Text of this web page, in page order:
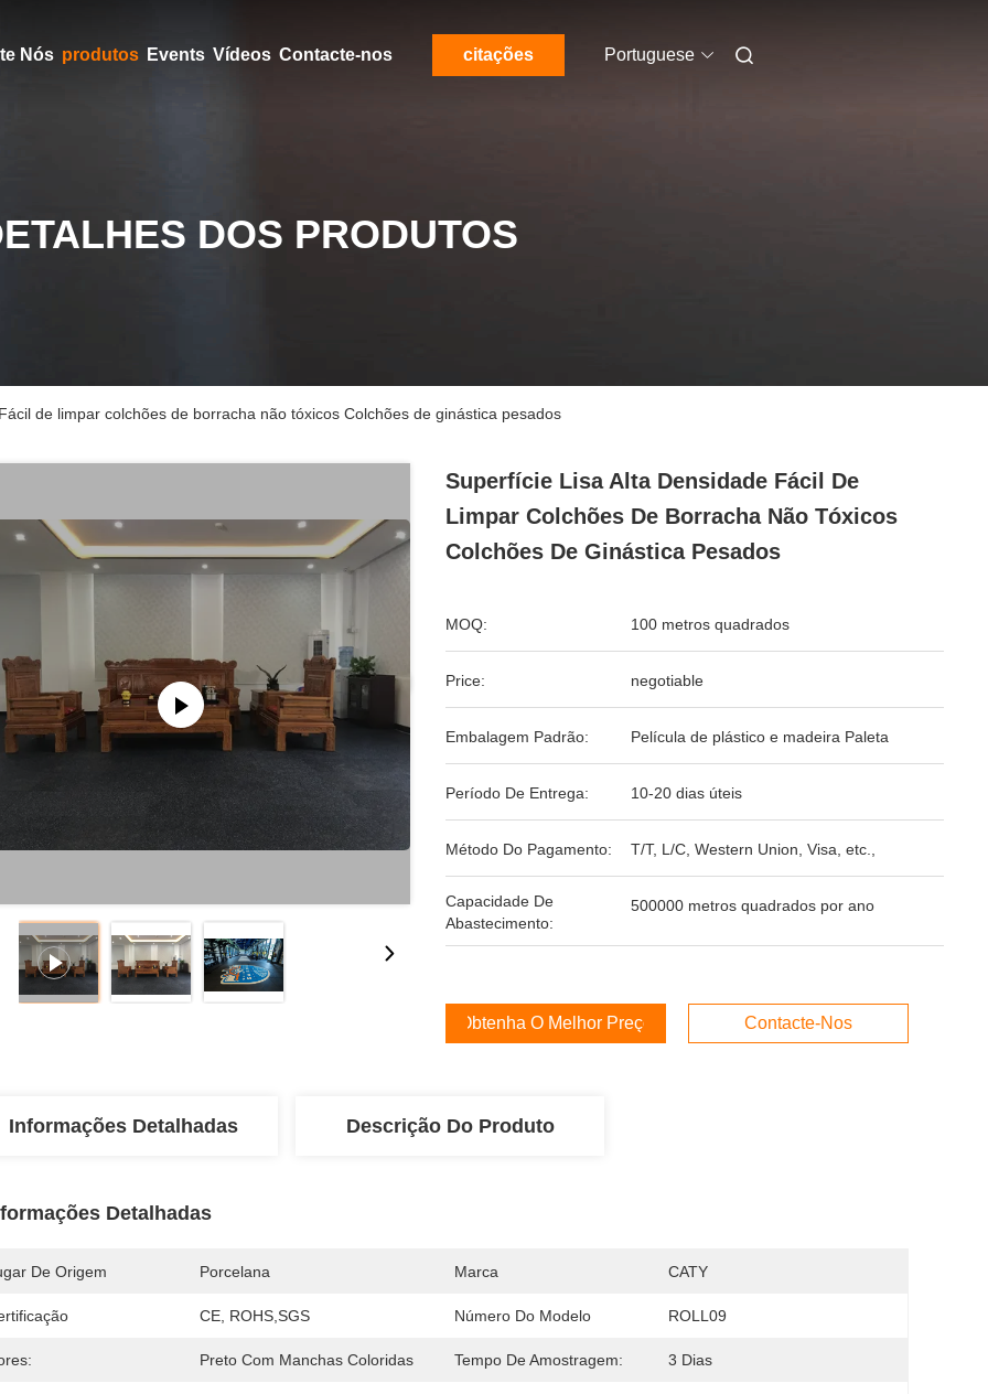
Aproximadamente Nós produtos Events Vídeos Contacte-nos citações Portuguese
DOS PRODUTOS
de limpar colchões de borracha não tóxicos Colchões de ginástica pesados
Superfície Lisa Alta Densidade Fácil De
Limpar Colchões De Borracha Não Tóxicos
Colchões De Ginástica Pesados
MOQ: 100 metros quadrados
Price: negotiable
Embalagem Padrão: Película de plástico e madeira Paleta
Período De Entrega: 10-20 dias úteis
Método Do Pagamento: T/T, L/C, Western Union, Visa, etc.,
Capacidade De
Abastecimento:
500000 metros quadrados por ano
Obtenha O Melhor Preço Contacte-Nos
Informações Detalhadas Descrição Do Produto
Detalhadas
De Origem Porcelana Marca CATY
CE, ROHS,SGS Número Do Modelo ROLL09
Preto Com Manchas Coloridas Tempo De Amostragem: 3 Dias